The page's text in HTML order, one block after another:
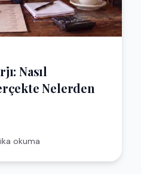
Nasıl
Nelerden
okuma